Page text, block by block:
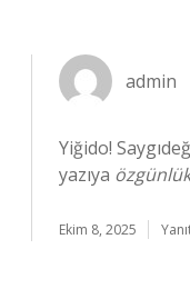
admin
Yiğido!
yazıya özgünlük
Ekim 8, 2025